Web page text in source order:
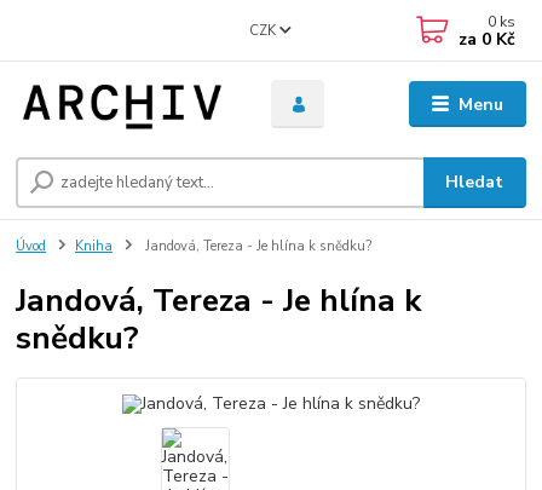
Menu
CZK
Hledat
0 ks
za 0 Kč
Úvod Kniha Jandová, Tereza - Je hlína k snědku?
Jandová, Tereza - Je hlína k
snědku?